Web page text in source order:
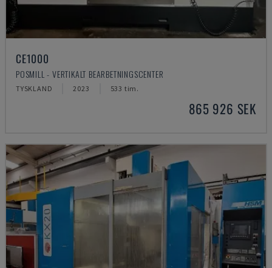
CE1000
POSMILL - VERTIKALT BEARBETNINGSCENTER
TYSKLAND 2023 533 tim.
865 926 SEK